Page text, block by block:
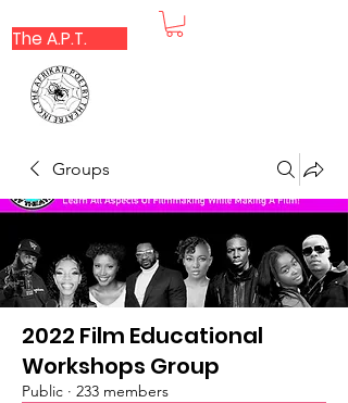
The A.P.T.
Groups
2022 Film Educational
Workshops Group
Public · 233 members